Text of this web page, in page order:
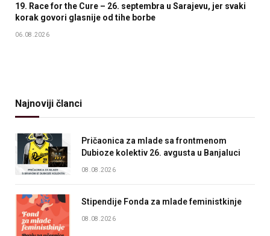
19. Race for the Cure – 26. septembra u Sarajevu, jer svaki
korak govori glasnije od tihe borbe
06.08.2026
Najnoviji članci
Pričaonica za mlade sa frontmenom
Dubioze kolektiv 26. avgusta u Banjaluci
08.08.2026
Stipendije Fonda za mlade feministkinje
08.08.2026